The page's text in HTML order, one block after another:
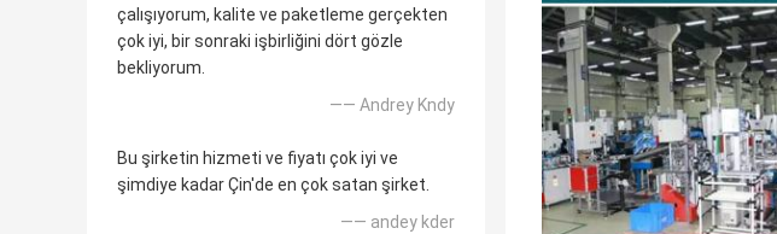
çalışıyorum, kalite ve paketleme gerçekten
çok iyi, bir sonraki işbirliğini dört gözle
bekliyorum.
—— Andrey Kndy
Bu şirketin hizmeti ve fiyatı çok iyi ve
şimdiye kadar Çin'de en çok satan şirket.
—— andey kder